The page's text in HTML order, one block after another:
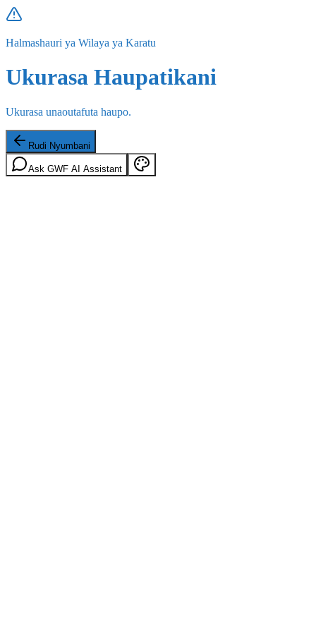
Halmashauri ya Wilaya ya Karatu
Ukurasa Haupatikani
Ukurasa unaoutafuta haupo.
Rudi Nyumbani
Ask GWF AI Assistant